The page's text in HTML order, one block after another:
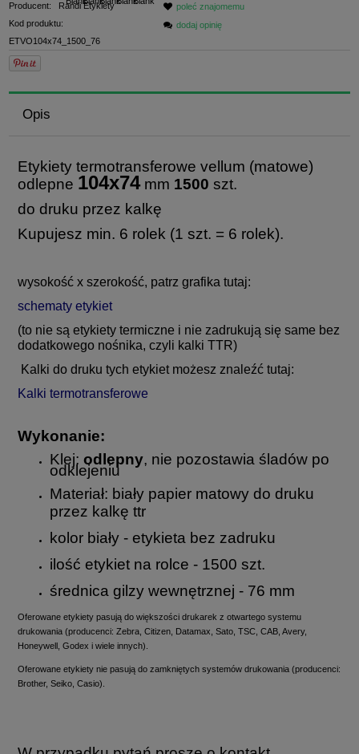
Producent:
Randi Etykiety
Kod produktu:
ETVO104x74_1500_76
poleć znajomemu
dodaj opinię
Opis
Etykiety termotransferowe vellum (matowe)
odlepne 104x74mm 1500 szt.
do druku przez kalkę
Kupujesz min. 6 rolek (1 szt. = 6 rolek).
wysokość x szerokość, patrz grafika tutaj:
schematy etykiet
(to nie są etykiety termiczne i nie zadrukują się same bez
dodatkowego nośnika, czyli kalki TTR)
Kalki do druku tych etykiet możesz znaleźć tutaj:
Kalki termotransferowe
Wykonanie:
Klej: odlepny, nie pozostawia śladów po
odklejeniu
Materiał: biały papier matowy do druku
przez kalkę ttr
kolor biały - etykieta bez zadruku
ilość etykiet na rolce - 1500 szt.
średnica gilzy wewnętrznej - 76 mm
Oferowane etykiety pasują do większości drukarek z otwartego systemu
drukowania (producenci: Zebra, Citizen, Datamax, Sato, TSC, CAB, Avery,
Honeywell, Godex i wiele innych).
Oferowane etykiety nie pasują do zamkniętych systemów drukowania (producenci:
Brother, Seiko, Casio).